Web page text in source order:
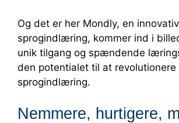
Og det er her Mondly, en
sprogindlæring, kommer ind i
unik tilgang og spændende
den potentialet til at revolutionere
sprogindlæring.
Nemmere, hurtigere,